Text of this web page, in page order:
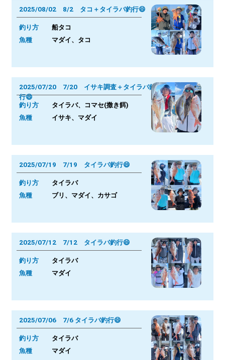
2025/08/02 8/2 タコ＋タイラバ釣行😄
釣り方 船タコ
魚種 マダイ、タコ
2025/07/20 7/20 イサキ調査＋タイラバ釣
行😄
釣り方 タイラバ、コマセ(撒き餌)
魚種 イサキ、マダイ
2025/07/19 7/19 タイラバ釣行😄
釣り方 タイラバ
魚種 ブリ、マダイ、カサゴ
2025/07/12 7/12 タイラバ釣行😄
釣り方 タイラバ
魚種 マダイ
2025/07/06 7/6 タイラバ釣行😄
釣り方 タイラバ
魚種 マダイ